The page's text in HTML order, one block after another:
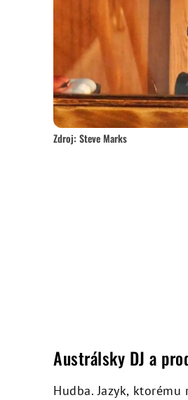
Zdroj: Steve Marks
Austrálsky DJ a
Hudba. Jazyk,